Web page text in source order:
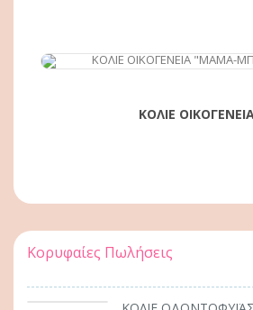
ΚΟΛΙΕ
Κορυφαίες Πωλήσεις